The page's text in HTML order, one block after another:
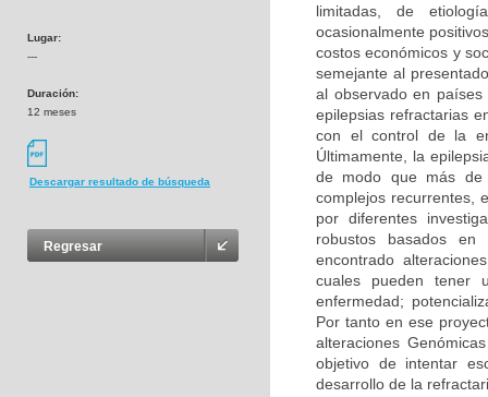
Lugar:
---
Duración:
12 meses
Descargar resultado de búsqueda
Regresar
limitadas, de
ocasionalmente
costos económicos y
semejante al
al observado en países
epilepsias refractarias
con el control de la
Últimamente, la
de modo que más de
complejos recurrentes,
por diferentes
robustos basados en
encontrado
cuales pueden tener
enfermedad;
Por tanto en ese
alteraciones
objetivo de intentar
desarrollo de la